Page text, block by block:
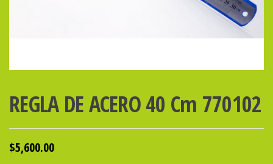
REGLA DE ACERO 40 Cm 770102
$5,600.00